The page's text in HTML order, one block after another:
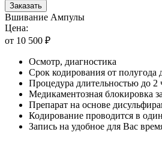
Заказать
Вшивание Ампулы
Цена:
от 10 500 ₽
Осмотр, диагностика
Срок кодирования от полугода
Процедура длительностью до 2
Медикаментозная блокировка
Препарат на основе
Кодирование проводится в
Запись на удобное для Вас